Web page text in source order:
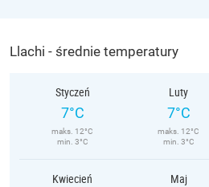
Llachi - średnie temperatury
Styczeń
7°C
maks. 12°C
min. 3°C
Luty
7°C
maks. 12°C
min. 3°C
Kwiecień Maj